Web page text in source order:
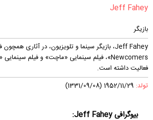
بازیگر
فعالیت داشته است.
تولد:
بیوگرافی Jeff Fahey: